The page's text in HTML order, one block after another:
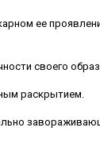
ее
своего
раскрытием.